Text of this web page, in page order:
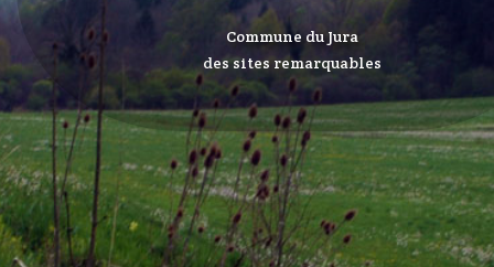
Commune du Jura
des sites remarquables